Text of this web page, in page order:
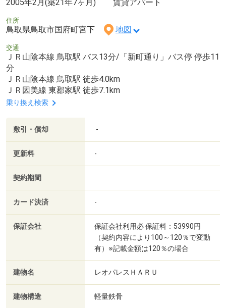
2005年2月(築21年7ヶ月) 賃貸アパート
住所
鳥取県鳥取市国府町宮下 地図
交通
ＪＲ山陰本線 鳥取駅 バス13分/「新町通り」バス停 停歩11
分
ＪＲ山陰本線 鳥取駅 徒歩4.0km
ＪＲ因美線 東郡家駅 徒歩7.1km
乗り換え検索
敷引・償却 -
更新料 -
契約期間
カード決済 -
保証会社
保証会社利用必 保証料：53990円
（契約内容により100～120％で変動
有）※記載金額は120％の場合
建物名 レオパレスＨＡＲＵ
建物構造 軽量鉄骨